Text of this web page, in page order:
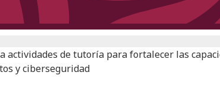
actividades de tutoría para fortalecer las
y ciberseguridad